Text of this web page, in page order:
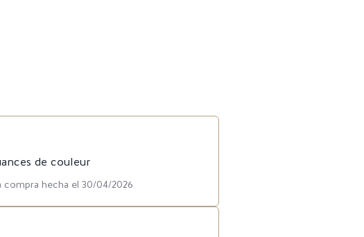
de couleur
compra hecha el 30/04/2026